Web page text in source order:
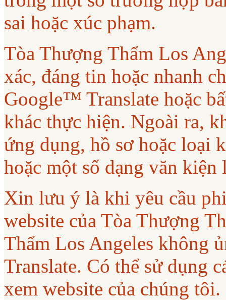
sai hoặc xúc phạm.
Tòa Thượng Thẩm Los
xác, đáng tin hoặc nhanh
Google™ Translate hoặc
khác thực hiện. Ngoài ra,
ứng dụng, hồ sơ hoặc loại
hoặc một số dạng văn
Xin lưu ý là khi yêu cầu
website của Tòa Thượng
Thẩm Los Angeles không
Translate. Có thể sử dụng
xem website của chúng